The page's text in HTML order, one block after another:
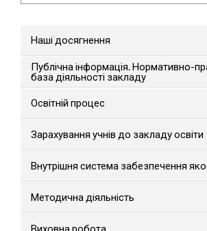
Наші досягнення
Публічна інформація. Нормативно-
база діяльності закладу
Освітній процес
Зарахування учнів до закладу освіти
Внутрішня система забезпечення
Методична діяльність